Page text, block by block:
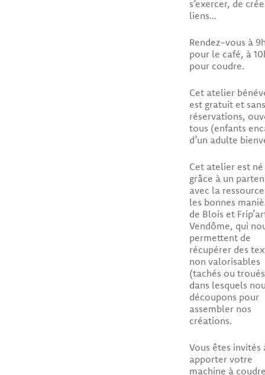
s’exercer, de
liens…
Rendez-vous à
pour le café, à
pour coudre.
Cet atelier
est gratuit et sans
réservations,
tous (enfants
d’un adulte
Cet atelier est né
grâce à un
avec la
les bonnes
de Blois et
Vendôme, qui
permettent de
récupérer des
non valorisables
(tachés ou
dans lesquels
découpons pour
assembler nos
créations.
Vous êtes invités
apporter votre
machine à